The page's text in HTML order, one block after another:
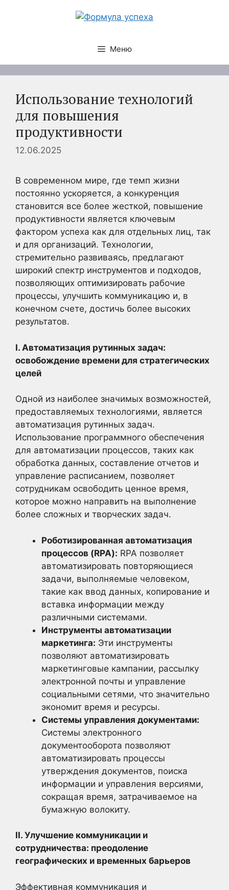
Меню
Использование технологий
для повышения
продуктивности
12.06.2025
В современном мире, где темп жизни
постоянно ускоряется, а конкуренция
становится все более жесткой, повышение
продуктивности является ключевым
фактором успеха как для отдельных лиц, так
и для организаций. Технологии,
стремительно развиваясь, предлагают
широкий спектр инструментов и подходов,
позволяющих оптимизировать рабочие
процессы, улучшить коммуникацию и, в
конечном счете, достичь более высоких
результатов.
I. Автоматизация рутинных задач:
освобождение времени для стратегических
целей
Одной из наиболее значимых возможностей,
предоставляемых технологиями, является
автоматизация рутинных задач.
Использование программного обеспечения
для автоматизации процессов, таких как
обработка данных, составление отчетов и
управление расписанием, позволяет
сотрудникам освободить ценное время,
которое можно направить на выполнение
более сложных и творческих задач.
Роботизированная автоматизация
процессов (RPA): RPA позволяет
автоматизировать повторяющиеся
задачи, выполняемые человеком,
такие как ввод данных, копирование и
вставка информации между
различными системами.
Инструменты автоматизации
маркетинга: Эти инструменты
позволяют автоматизировать
маркетинговые кампании, рассылку
электронной почты и управление
социальными сетями, что значительно
экономит время и ресурсы.
Системы управления документами:
Системы электронного
документооборота позволяют
автоматизировать процессы
утверждения документов, поиска
информации и управления версиями,
сокращая время, затрачиваемое на
бумажную волокиту.
II. Улучшение коммуникации и
сотрудничества: преодоление
географических и временных барьеров
Эффективная коммуникация и